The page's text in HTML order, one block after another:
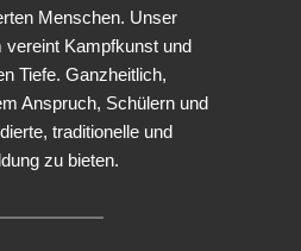
Menschen. Unser
vereint Kampfkunst und
Tiefe. Ganzheitlich,
Anspruch, Schülern und
traditionelle und
zu bieten.